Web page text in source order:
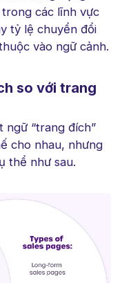
các lĩnh vực
tỷ lệ chuyển đổi
vào ngữ cảnh.
so với trang
ngữ “trang đích”
cho nhau, nhưng
thể như sau.